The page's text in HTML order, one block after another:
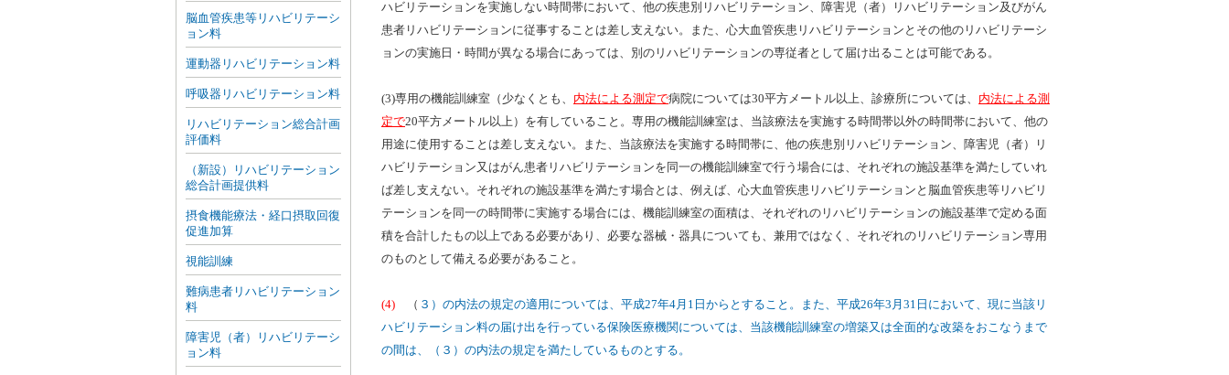
ハビリテーションを実施しない時間帯において、他の疾患別リハビリテーション、障害児（者）リハビリテーション及びがん
患者リハビリテーションに従事することは差し支えない。また、心大血管疾患リハビリテーションとその他のリハビリテーシ
ョンの実施日・時間が異なる場合にあっては、別のリハビリテーションの専従者として届け出ることは可能である。
(3)専用の機能訓練室（少なくとも、 内法による測定で病院については30平方メートル以上、診療所については、 内法による測
定で20平方メートル以上）を有していること。専用の機能訓練室は、当該療法を実施する時間帯以外の時間帯において、他の
用途に使用することは差し支えない。また、当該療法を実施する時間帯に、他の疾患別リハビリテーション、障害児（者）リ
ハビリテーション又はがん患者リハビリテーションを同一の機能訓練室で行う場合には、それぞれの施設基準を満たしていれ
ば差し支えない。それぞれの施設基準を満たす場合とは、例えば、心大血管疾患リハビリテーションと脳血管疾患等リハビリ
テーションを同一の時間帯に実施する場合には、機能訓練室の面積は、それぞれのリハビリテーションの施設基準で定める面
積を合計したもの以上である必要があり、必要な器械・器具についても、兼用ではなく、それぞれのリハビリテーション専用
のものとして備える必要があること。
(4) （ ３）の内法の規定の適用については、平成27年4月1日からとすること。また、平成26年3月31日において、現に当該リ
ハビリテーション料の届け出を行っている保険医療機関については、当該機能訓練室の増築又は全面的な改築をおこなうまで
の間は、（３）の内法の規定を満たしているものとする。
脳血管疾患等リハビリテーシ
ョン料
運動器リハビリテーション料
呼吸器リハビリテーション料
リハビリテーション総合計画
評価料
（新設）リハビリテーション
総合計画提供料
摂食機能療法・経口摂取回復
促進加算
視能訓練
難病患者リハビリテーション
料
障害児（者）リハビリテーシ
ョン料